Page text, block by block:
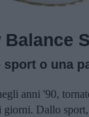
Balance
sport o una
anni '90,
Dallo